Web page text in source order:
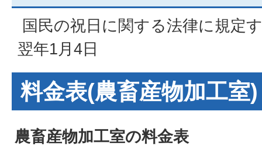
国民の祝日に関する法律に規定
翌年1月4日
料金表(農畜産物加工室)
農畜産物加工室の料金表